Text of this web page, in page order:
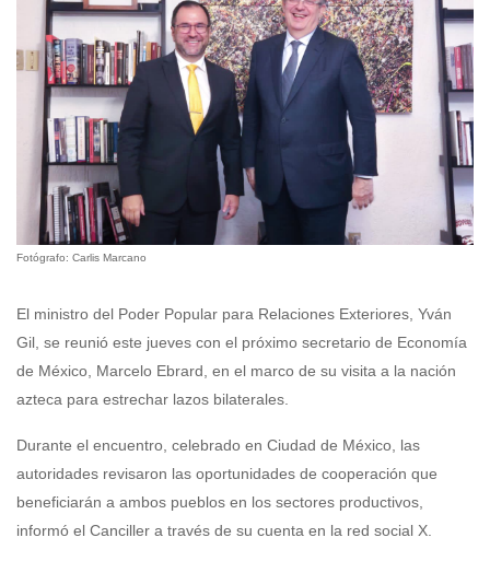
Fotógrafo: Carlis Marcano
El ministro del Poder Popular para Relaciones Exteriores, Yván
Gil, se reunió este jueves con el próximo secretario de Economía
de México, Marcelo Ebrard, en el marco de su visita a la nación
azteca para estrechar lazos bilaterales.
Durante el encuentro, celebrado en Ciudad de México, las
autoridades revisaron las oportunidades de cooperación que
beneficiarán a ambos pueblos en los sectores productivos,
informó el Canciller a través de su cuenta en la red social X.